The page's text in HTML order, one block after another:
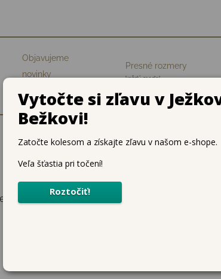
Objavujeme
novinky
značiek
Presné rozmery
každý model
netvarovaná